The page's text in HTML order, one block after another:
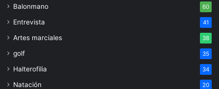
Balonmano 60
Entrevista 41
Artes marciales 38
golf 35
Halterofilia 34
Natación 20